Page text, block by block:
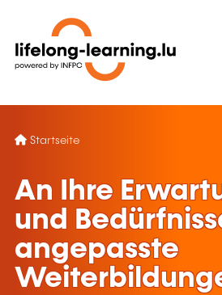
Startseite
An Ihre
und
angepasste